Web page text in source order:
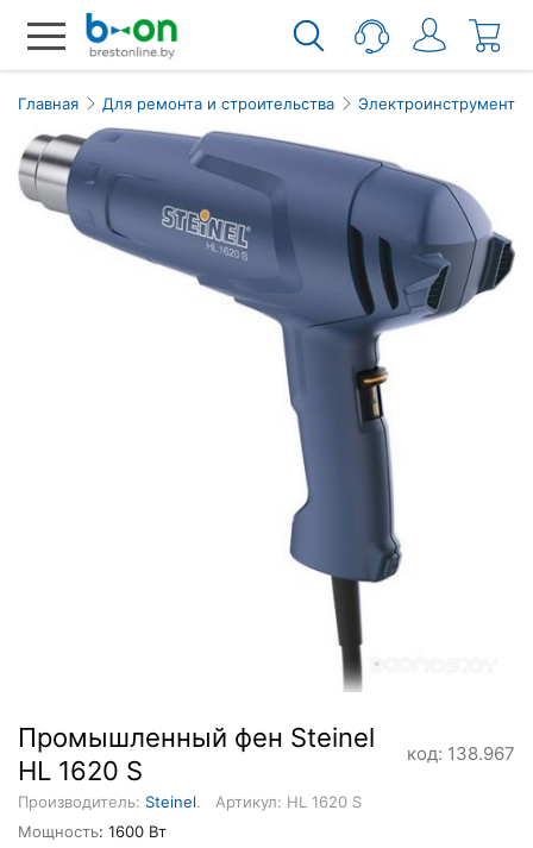
Главная Для ремонта и строительства Электроинструмент
Промышленный фен Steinel
HL 1620 S
код: 138.967
Производитель: Steinel.
Артикул: HL 1620 S
Мощность: 1600 Вт